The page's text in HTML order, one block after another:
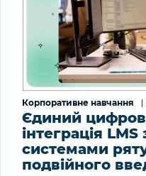
Корпоративне навчання
Єдиний
інтеграція
системами
подвійного